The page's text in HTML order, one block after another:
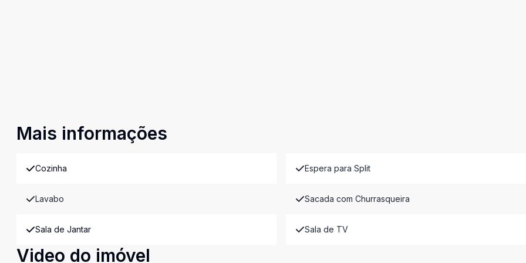
Mais informações
Cozinha Espera para Split
Lavabo Sacada com Churrasqueira
Sala de Jantar Sala de TV
Video do imóvel